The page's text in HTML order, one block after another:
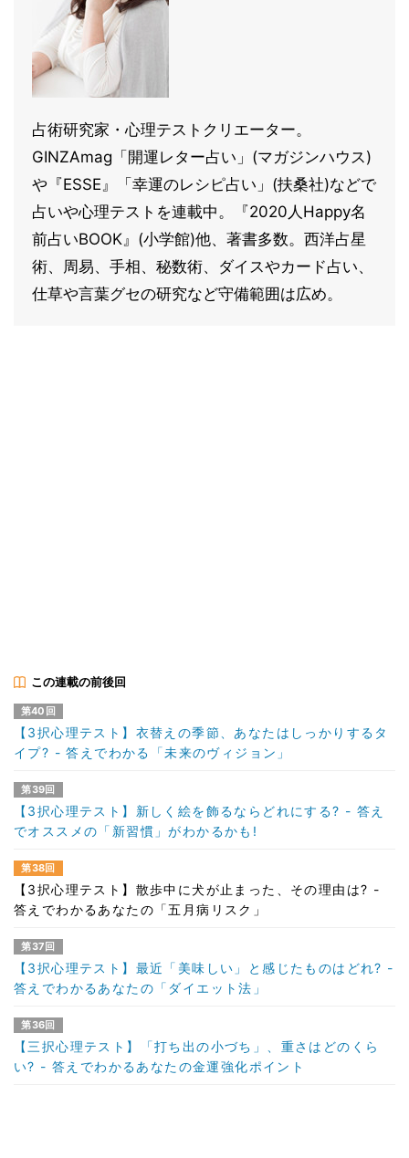
占術研究家・心理テストクリエーター。
GINZAmag「開運レター占い」(マガジンハウス)
や『ESSE』「幸運のレシピ占い」(扶桑社)などで
占いや心理テストを連載中。『2020人Happy名
前占いBOOK』(小学館)他、著書多数。西洋占星
術、周易、手相、秘数術、ダイスやカード占い、
仕草や言葉グセの研究など守備範囲は広め。
この連載の前後回
第40回
【3択心理テスト】衣替えの季節、あなたはしっかりするタ
イプ? - 答えでわかる「未来のヴィジョン」
第39回
【3択心理テスト】新しく絵を飾るならどれにする? - 答え
でオススメの「新習慣」がわかるかも!
第38回
【3択心理テスト】散歩中に犬が止まった、その理由は? -
答えでわかるあなたの「五月病リスク」
第37回
【3択心理テスト】最近「美味しい」と感じたものはどれ? -
答えでわかるあなたの「ダイエット法」
第36回
【三択心理テスト】「打ち出の小づち」、重さはどのくら
い? - 答えでわかるあなたの金運強化ポイント